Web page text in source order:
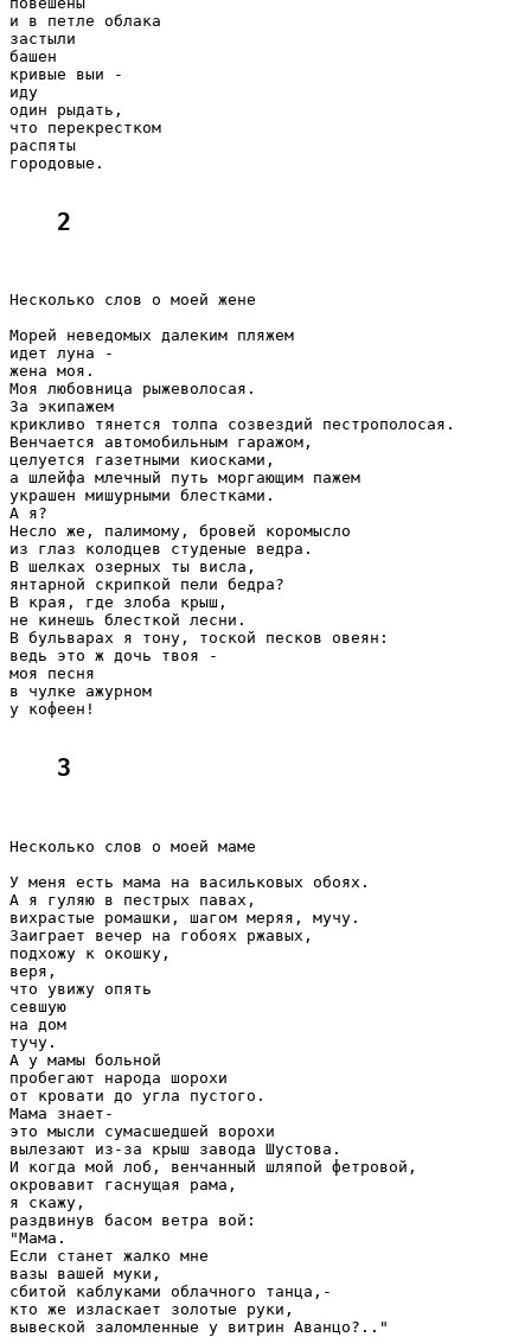
и в петле облака
застыли
башен
кривые выи -
иду
один рыдать,
что перекрестком
распяты
городовые.
2
Несколько слов о моей жене
Морей неведомых далеким пляжем
идет луна -
жена моя.
Моя любовница рыжеволосая.
За экипажем
крикливо тянется толпа созвездий пестрополосая.
Венчается автомобильным гаражом,
целуется газетными киосками,
а шлейфа млечный путь моргающим пажем
украшен мишурными блестками.
А я?
Несло же, палимому, бровей коромысло
из глаз колодцев студеные ведра.
В шелках озерных ты висла,
янтарной скрипкой пели бедра?
В края, где злоба крыш,
не кинешь блесткой лесни.
В бульварах я тону, тоской песков овеян:
ведь это ж дочь твоя -
моя песня
в чулке ажурном
у кофеен!
3
Несколько слов о моей маме
У меня есть мама на васильковых обоях.
А я гуляю в пестрых павах,
вихрастые ромашки, шагом меряя, мучу.
Заиграет вечер на гобоях ржавых,
подхожу к окошку,
веря,
что увижу опять
севшую
на дом
тучу.
А у мамы больной
пробегают народа шорохи
от кровати до угла пустого.
Мама знает-
это мысли сумасшедшей ворохи
вылезают из-за крыш завода Шустова.
И когда мой лоб, венчанный шляпой фетровой,
окровавит гаснущая рама,
я скажу,
раздвинув басом ветра вой:
"Мама.
Если станет жалко мне
вазы вашей муки,
сбитой каблуками облачного танца,-
кто же изласкает золотые руки,
вывеской заломленные у витрин Аванцо?.."